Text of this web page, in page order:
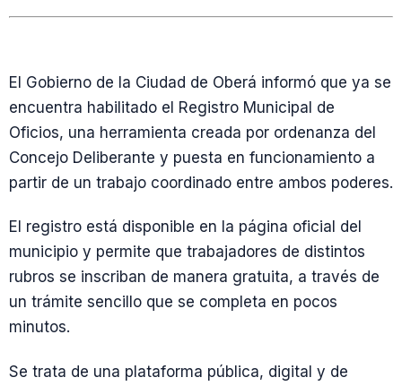
El Gobierno de la Ciudad de Oberá informó que ya se
encuentra habilitado el Registro Municipal de
Oficios, una herramienta creada por ordenanza del
Concejo Deliberante y puesta en funcionamiento a
partir de un trabajo coordinado entre ambos poderes.
El registro está disponible en la página oficial del
municipio y permite que trabajadores de distintos
rubros se inscriban de manera gratuita, a través de
un trámite sencillo que se completa en pocos
minutos.
Se trata de una plataforma pública, digital y de